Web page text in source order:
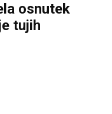
osnutek
tujih